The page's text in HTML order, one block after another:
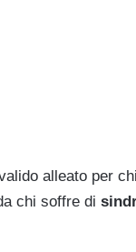
alleato per
chi soffre di